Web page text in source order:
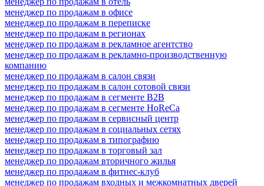
менеджер по продажам в офисе
менеджер по продажам в переписке
менеджер по продажам в регионах
менеджер по продажам в рекламное агентство
менеджер по продажам в рекламно-производственную
компанию
менеджер по продажам в салон связи
менеджер по продажам в салон сотовой связи
менеджер по продажам в сегменте B2B
менеджер по продажам в сегменте HoReCa
менеджер по продажам в сервисный центр
менеджер по продажам в социальных сетях
менеджер по продажам в типографию
менеджер по продажам в торговый зал
менеджер по продажам вторичного жилья
менеджер по продажам в фитнес-клуб
менеджер по продажам входных и межкомнатных дверей